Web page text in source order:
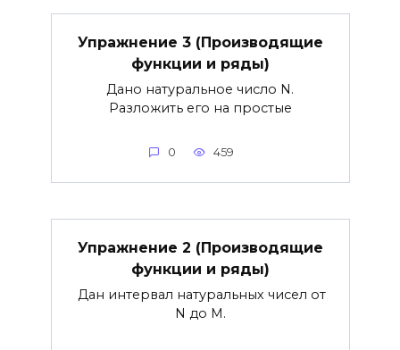
Упражнение 3 (Производящие
функции и ряды)
Дано натуральное число N.
Разложить его на простые
0 459
Упражнение 2 (Производящие
функции и ряды)
Дан интервал натуральных чисел от
N до М.